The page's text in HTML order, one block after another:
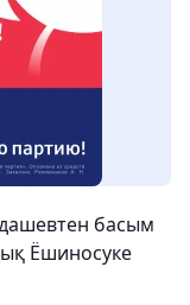
басым
Ёшиносуке